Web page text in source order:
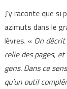
J’y raconte que
azimuts dans le
lèvres. « On
relie des pages,
gens. Dans ce
qu’un outil